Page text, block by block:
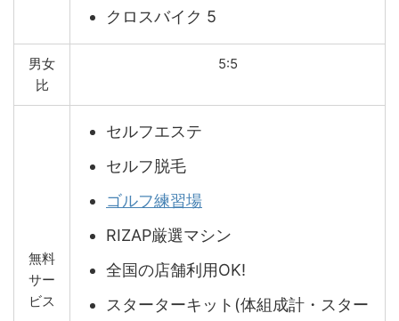
クロスバイク 5
男女
比
5:5
無料
サー
ビス
セルフエステ
セルフ脱毛
ゴルフ練習場
RIZAP厳選マシン
全国の店舗利用OK!
スターターキット(体組成計・スター